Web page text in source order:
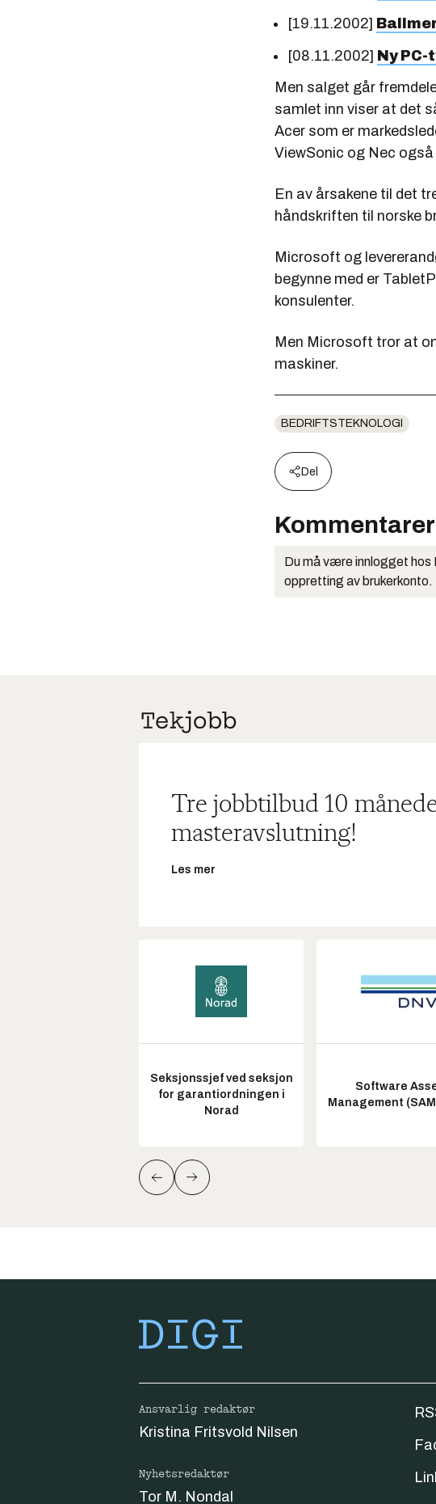
[19.11.2002]
[08.11.2002] Ny
Men salget går
samlet inn viser at det
Acer som er
ViewSonic og Nec
En av årsakene til det
håndskriften til norske
Microsoft og
begynne med er
konsulenter.
Men Microsoft tror at
maskiner.
BEDRIFTSTEKNOLOGI
Del
Kommentarer
Du må være innlogget
oppretting av brukerkonto.
Tre jobbtilbud 10
masteravslutning!
Les mer
Seksjonssjef ved seksjon
for garantiordningen i
Norad
Software
Management
Ansvarlig redaktør
Kristina Fritsvold Nilsen
Nyhetsredaktør
Tor M. Nondal